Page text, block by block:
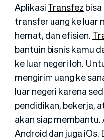
AplikasiTransfez
transfer uang ke luar
hemat, dan efisien.
bantuin bisnis kamu
ke luar negeri loh.
mengirim uang ke
luar negeri karena
pendidikan, bekerja,
akan siap
Android dan juga iOs.